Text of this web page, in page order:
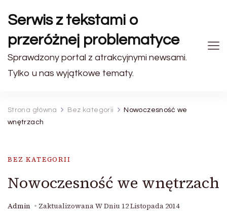
Serwis z tekstami o
przeróżnej problematyce
Sprawdzony portal z atrakcyjnymi newsami.
Tylko u nas wyjątkowe tematy.
Strona główna Bez kategorii
Nowoczesność we
wnętrzach
BEZ KATEGORII
Nowoczesność we wnętrzach
Admin Zaktualizowana W Dniu 12 Listopada 2014